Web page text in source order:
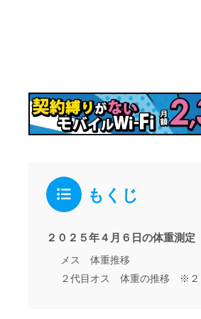
もくじ
２０２５年４月６日の体重測定
メス 体重推移
２代目オス 体重の推移 ※２